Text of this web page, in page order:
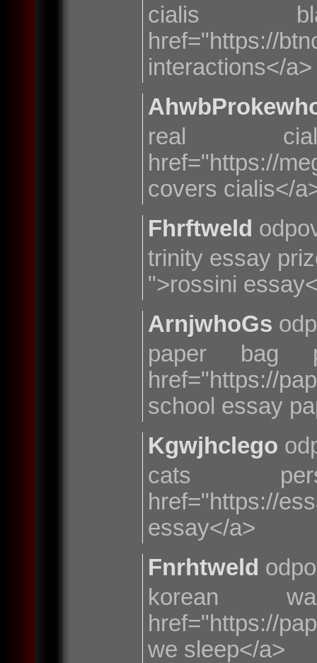
cialis
interactions</a>
real
href="https://
covers cialis</
Fhrftweld
trinity essay
">rossini
ArnjwhoGs
paper bag
href="https://
school essay
Kgwjhclego
cats
href="https://
essay</a>
Fnrhtweld
korean
href="https://
we sleep</a>